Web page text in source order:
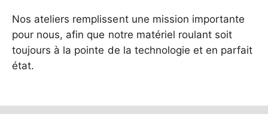
Nos ateliers remplissent une mission importante
pour nous, afin que notre matériel roulant soit
toujours à la pointe de la technologie et en parfait
état.